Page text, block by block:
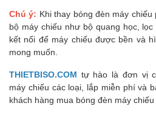
Chú ý: Khi thay bóng đèn máy
bộ máy chiếu như bộ quang học,
kết nối để máy chiếu được bền và
mong muốn.
THIETBISO.COM tự hào là đơn vị
máy chiếu các loại, lắp miễn phí và
khách hàng mua bóng đèn máy chiếu